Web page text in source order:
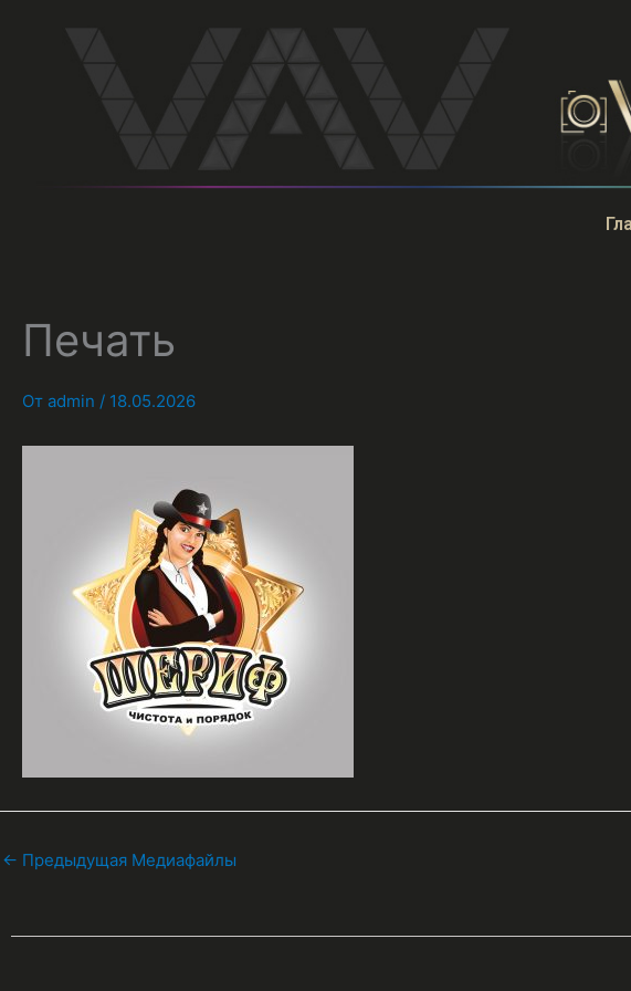
содержимому
Печать
От admin / 18.05.2026
← Предыдущая Медиафайлы